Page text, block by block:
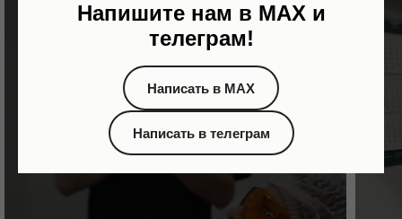
Напишите нам в МАХ и
телеграм!
Написать в МАХ
Написать в телеграм